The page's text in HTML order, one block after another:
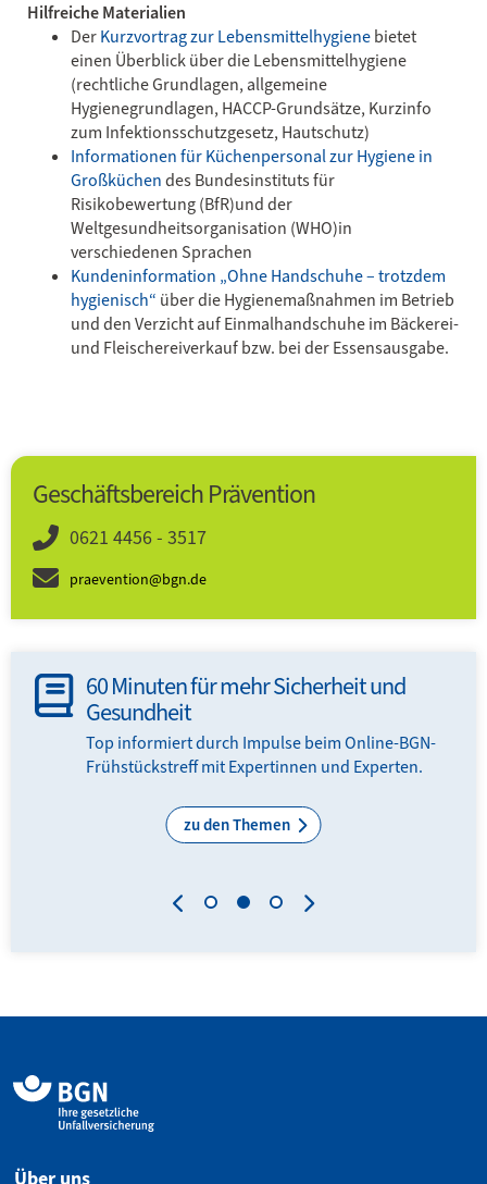
Hilfreiche Materialien
DerKurzvortrag zur Lebensmittelhygienebietet
einen Überblick über die Lebensmittelhygiene
(rechtliche Grundlagen, allgemeine
Hygienegrundlagen, HACCP-Grundsätze, Kurzinfo
zum Infektionsschutzgesetz, Hautschutz)
Informationen für Küchenpersonal zur Hygiene in
Großküchendes Bundesinstituts für
Risikobewertung (BfR)und der
Weltgesundheitsorganisation (WHO)in
verschiedenen Sprachen
Kundeninformation „Ohne Handschuhe – trotzdem
hygienisch“ über die Hygienemaßnahmen im Betrieb
und den Verzicht auf Einmalhandschuhe im Bäckerei-
und Fleischereiverkauf bzw. bei der Essensausgabe.
Geschäftsbereich Prävention
0621 4456 - 3517
praevention@bgn.de
60 Minuten für mehr Sicherheit und
Gesundheit
Top informiert durch Impulse beim Online-BGN-
Frühstückstreff mit Expertinnen und Experten.
zu den Themen
Über uns